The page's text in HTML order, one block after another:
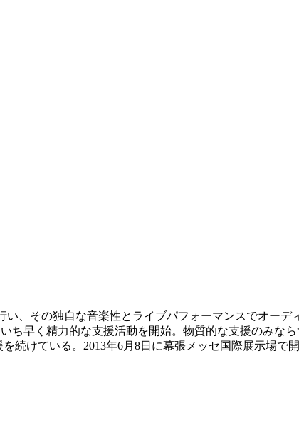
、その独自な音楽性とライブパフォーマンスでオーデ
ち早く精力的な支援活動を開始。物質的な支援のみな
続けている。2013年6月8日に幕張メッセ国際展示場で